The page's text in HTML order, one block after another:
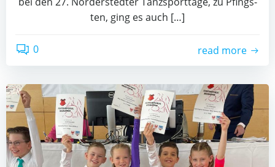
ten, ging es auch […]
0 read more